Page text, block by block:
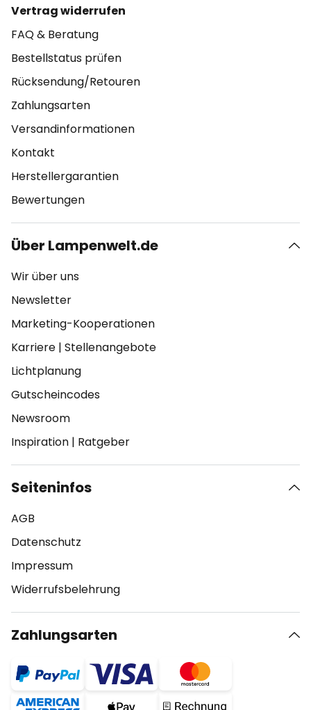
Vertrag widerrufen
FAQ & Beratung
Bestellstatus prüfen
Rücksendung/Retouren
Zahlungsarten
Versandinformationen
Kontakt
Herstellergarantien
Bewertungen
Über Lampenwelt.de
Wir über uns
Newsletter
Marketing-Kooperationen
Karriere | Stellenangebote
Lichtplanung
Gutscheincodes
Newsroom
Inspiration | Ratgeber
Seiteninfos
AGB
Datenschutz
Impressum
Widerrufsbelehrung
Zahlungsarten